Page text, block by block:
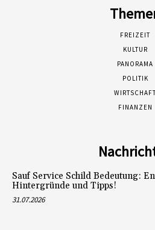
FREIZEIT
KULTUR
PANORAMA
POLITIK
FINANZEN
Sauf Service Schild Bedeutung:
Hintergründe und Tipps!
31.07.2026